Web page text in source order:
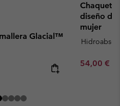
Glacial™
Chaqueta
diseño de
mujer
Minimum
54,00 €